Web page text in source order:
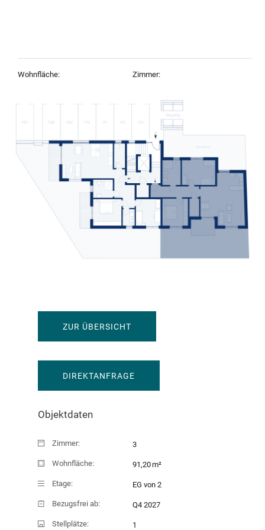
Wohnfläche:
Zimmer:
Erdgeschosswohnung,
ZUR ÜBERSICHT
DIREKTANFRAGE
Objektdaten
Zimmer: 3
Wohnfläche: 91,20 m²
Etage: EG von 2
Bezugsfrei ab: Q4 2027
Stellplätze: 1